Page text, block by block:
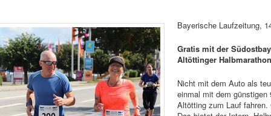
Bayerische Laufzeitung,
Gratis mit der
Altöttinger Halbmarathon
Nicht mit dem Auto als
einmal mit dem günstigen
Altötting zum Lauf